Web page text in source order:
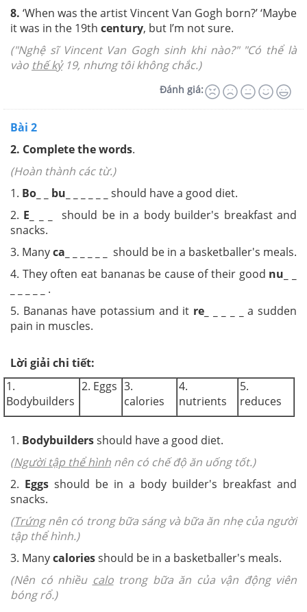
8. ‘When was the artist Vincent Van Gogh born?’ ‘Maybe
it was in the 19th century, but I’m not sure.
("Nghệ sĩ Vincent Van Gogh sinh khi nào?" "Có thể là
vào thế kỷ19, nhưng tôi không chắc.)
Đánh giá:
Bài 2
2. Complete the words.
(Hoàn thành các từ.)
1. Bo_ _ bu_ _ _ _ _ _
should have a good diet.
2. E_ _ _
should be in a body builder's breakfast and
snacks.
3. Manyca_ _ _ _ _
should be in a basketballer's meals.
4. They often eat bananas be cause of their good nu_ _
.
5. Bananas have potassium and it re_ _ _ _ _
a sudden
pain in muscles.
Lời giải chi tiết:
1.
Bodybuilders
2. Eggs 3.
calories
4.
nutrients
5.
reduces
1. Bodybuildersshould have a good diet.
(Người tập thể hình nên có chế độ ăn uống tốt.)
2. Eggs should be in a body builder's breakfast and
snacks.
(Trứngnên có trong bữa sáng và bữa ăn nhẹ của người
tập thể hình.)
3. Manycaloriesshould be in a basketballer's meals.
(Nên có nhiều calotrong bữa ăn của vận động viên
bóng rổ.)